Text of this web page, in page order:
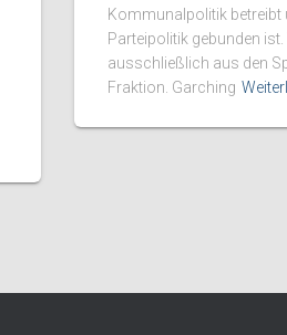
Kommunalpolitik betreibt
Parteipolitik gebunden
ausschließlich aus den
Fraktion. Garching